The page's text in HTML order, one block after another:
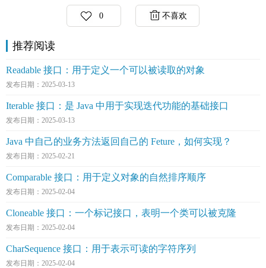
0 不喜欢
推荐阅读
Readable 接口：用于定义一个可以被读取的对象
发布日期：2025-03-13
Iterable 接口：是 Java 中用于实现迭代功能的基础接口
发布日期：2025-03-13
Java 中自己的业务方法返回自己的 Feture，如何实现？
发布日期：2025-02-21
Comparable 接口：用于定义对象的自然排序顺序
发布日期：2025-02-04
Cloneable 接口：一个标记接口，表明一个类可以被克隆
发布日期：2025-02-04
CharSequence 接口：用于表示可读的字符序列
发布日期：2025-02-04